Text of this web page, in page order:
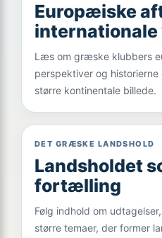
Europæiske
Læs om græske klubbers
perspektiver og
større kontinentale billede.
DET GRÆSKE LANDSHOLD
Landsholdet
fortælling
Følg indhold om
større temaer, der former